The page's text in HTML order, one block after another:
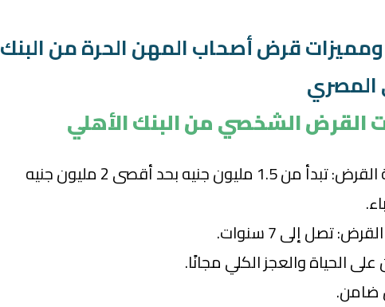
قرض أصحاب المهن الحرة من البنك
المصري
القرض الشخصي من البنك الأهلي
قيمة القرض: تبدأ من 1.5 مليون جنيه بحد أقصى 2 مليون جنيه
تصل إلى 7 سنوات.
على الحياة والعجز الكلي مجانًا.
ضامن.